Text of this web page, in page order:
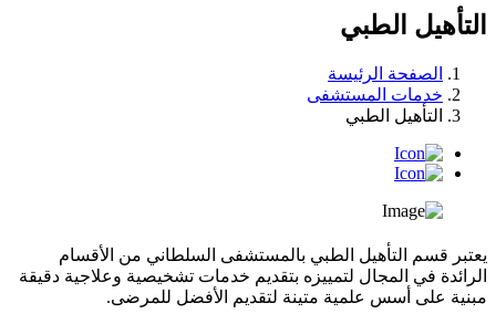
التأهيل الطبي
الصفحة الرئيسة
خدمات المستشفى
التأهيل الطبي
يعتبر قسم التأهيل الطبي بالمستشفى السلطاني من الأقسام
الرائدة في المجال لتمييزه بتقديم خدمات تشخيصية وعلاجية دقيقة
مبنية على أسس علمية متينة لتقديم الأفضل للمرضى.